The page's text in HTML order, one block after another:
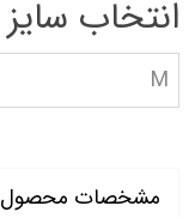
انتخاب سایز
M
مشخصات محصول